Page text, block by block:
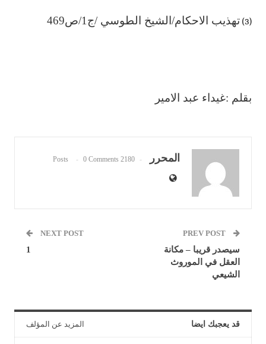
(3) تهذيب الاحكام/الشيخ الطوسي /ج1/ص469‏
بقلم :غيداء عبد الامير
المحرر 2180 Posts
0 Comments
سيصدر قريبا – مكانة
العقل في الموروث
الشيعي
NEXT POST
1
قد يعجبك ايضا المزيد عن المؤلف